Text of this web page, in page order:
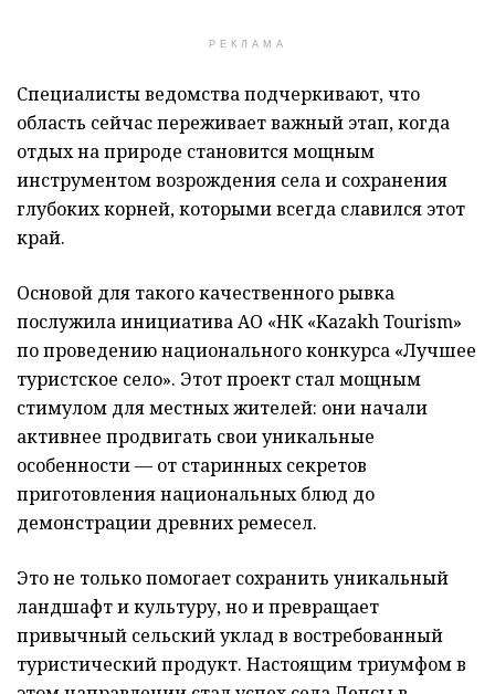
РЕКЛАМА
Специалисты ведомства подчеркивают, что
область сейчас переживает важный этап, когда
отдых на природе становится мощным
инструментом возрождения села и сохранения
глубоких корней, которыми всегда славился этот
край.
Основой для такого качественного рывка
послужила инициатива АО «НК «Kazakh Tourism»
по проведению национального конкурса «Лучшее
туристское село». Этот проект стал мощным
стимулом для местных жителей: они начали
активнее продвигать свои уникальные
особенности — от старинных секретов
приготовления национальных блюд до
демонстрации древних ремесел.
Это не только помогает сохранить уникальный
ландшафт и культуру, но и превращает
привычный сельский уклад в востребованный
туристический продукт. Настоящим триумфом в